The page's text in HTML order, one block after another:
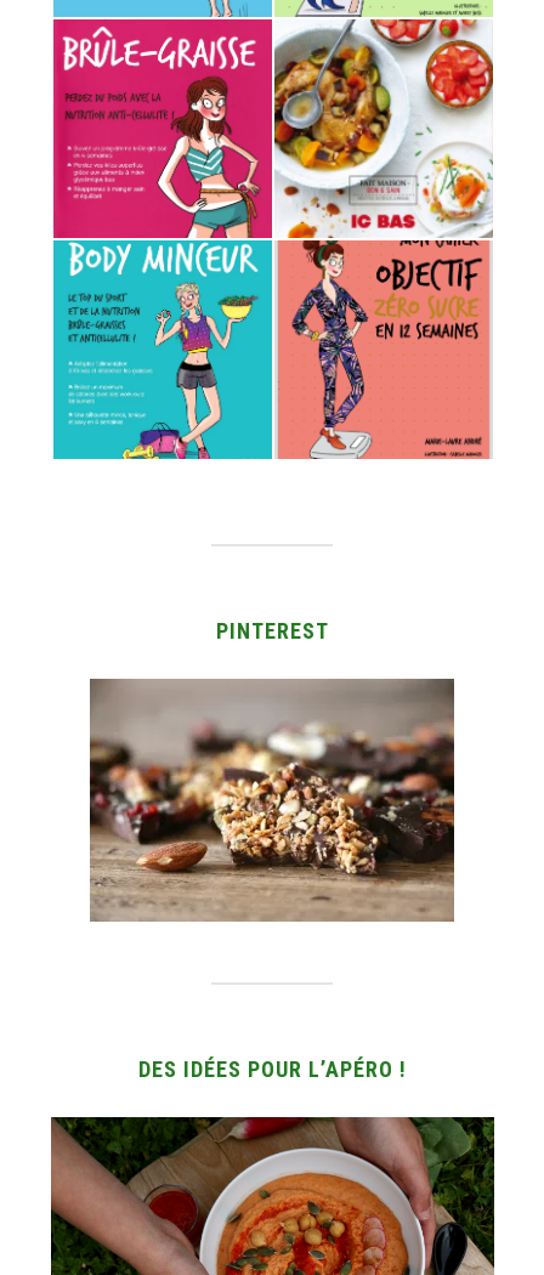
PINTEREST
DES IDÉES POUR L’APÉRO !